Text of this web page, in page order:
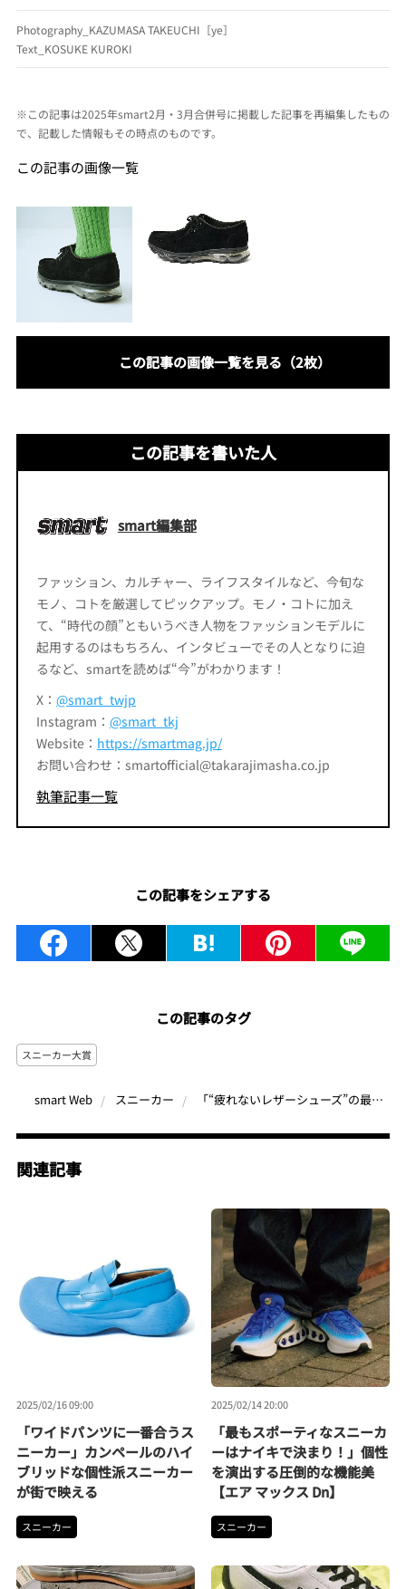
Photography_KAZUMASA TAKEUCHI［ye］
Text_KOSUKE KUROKI
※この記事は2025年smart2月・3月合併号に掲載した記事を再編集したもの
で、記載した情報もその時点のものです。
この記事の画像一覧
この記事の画像一覧を見る（2枚）
この記事を書いた人
smart編集部
ファッション、カルチャー、ライフスタイルなど、今旬な
モノ、コトを厳選してピックアップ。モノ・コトに加え
て、“時代の顔”ともいうべき人物をファッションモデルに
起用するのはもちろん、インタビューでその人となりに迫
るなど、smartを読めば“今”がわかります！
X： @smart_twjp
Instagram： @smart_tkj
Website： https://smartmag.jp/
お問い合わせ：smartofficial@takarajimasha.co.jp
執筆記事一覧
この記事をシェアする
この記事のタグ
スニーカー大賞
smart Web スニーカー 「“疲れないレザーシューズ”の最適解」モカシン×エアソールが生んだクーティーの傑作スニーカー
関連記事
2025/02/16 09:00
「ワイドパンツに一番合うス
ニーカー」カンペールのハイ
ブリッドな個性派スニーカー
が街で映える
スニーカー
2025/02/14 20:00
「最もスポーティなスニーカ
ーはナイキで決まり！」個性
を演出する圧倒的な機能美
【エア マックス Dn】
スニーカー